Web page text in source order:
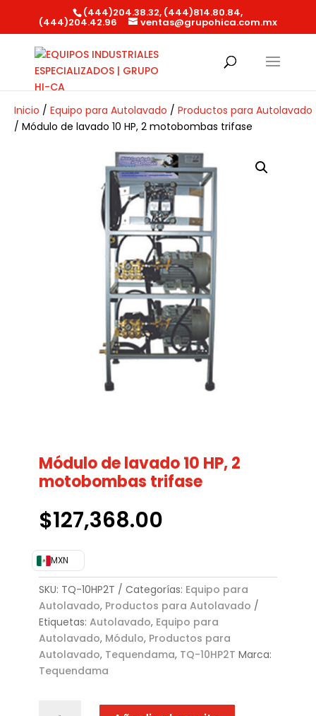
(444)204.38.32, (444)814.80.84,
(444)204.42.96 ventas@grupohica.com.mx
Inicio / Equipo para Autolavado / Productos para Autolavado
/ Módulo de lavado 10 HP, 2 motobombas trifase
Módulo de lavado 10 HP, 2
motobombas trifase
$127,368.00
MXN
SKU: TQ-10HP2T Categorías: Equipo para
Autolavado, Productos para Autolavado
Etiquetas: Autolavado, Equipo para
Autolavado, Módulo, Productos para
Autolavado, Tequendama, TQ-10HP2T Marca:
Tequendama